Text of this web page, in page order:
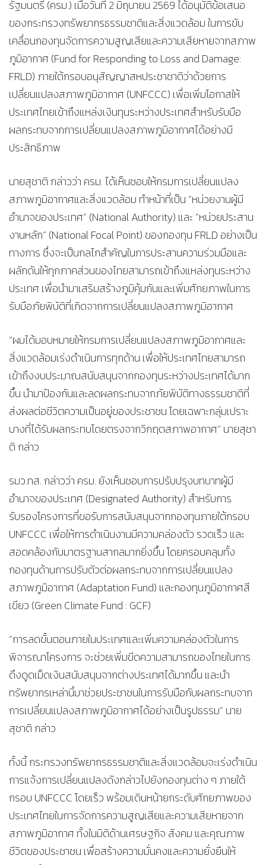
รัฐมนตรี (ครม.) เมื่อวันที่ 2 มิถุนายน 2569 ได้อนุมัติข้อเสนอ
ของกระทรวงทรัพยากรธรรมชาติและสิ่งแวดล้อม ในการขับ
เคลื่อนกองทุนจัดการความสูญเสียและความเสียหายจากสภาพ
ภูมิอากาศ (Fund for Responding to Loss and Damage:
FRLD) ภายใต้กรอบอนุสัญญาสหประชาชาติว่าด้วยการ
เปลี่ยนแปลงสภาพภูมิอากาศ (UNFCCC) เพื่อเพิ่มโอกาสให้
ประเทศไทยเข้าถึงแหล่งเงินทุนระหว่างประเทศสำหรับรับมือ
ผลกระทบจากการเปลี่ยนแปลงสภาพภูมิอากาศได้อย่างมี
ประสิทธิภาพ
นายสุชาติ กล่าวว่า ครม. ได้เห็นชอบให้กรมการเปลี่ยนแปลง
สภาพภูมิอากาศและสิ่งแวดล้อม ทำหน้าที่เป็น “หน่วยงานผู้มี
อำนาจของประเทศ” (National Authority) และ “หน่วยประสาน
งานหลัก” (National Focal Point) ของกองทุน FRLD อย่างเป็น
ทางการ ซึ่งจะเป็นกลไกสำคัญในการประสานความร่วมมือและ
ผลักดันให้ทุกภาคส่วนของไทยสามารถเข้าถึงแหล่งทุนระหว่าง
ประเทศ เพื่อนำมาเสริมสร้างภูมิคุ้มกันและเพิ่มศักยภาพในการ
รับมือภัยพิบัติที่เกิดจากการเปลี่ยนแปลงสภาพภูมิอากาศ
“ผมได้มอบหมายให้กรมการเปลี่ยนแปลงสภาพภูมิอากาศและ
สิ่งแวดล้อมเร่งดำเนินการทุกด้าน เพื่อให้ประเทศไทยสามารถ
เข้าถึงงบประมาณสนับสนุนจากกองทุนระหว่างประเทศได้มาก
ขึ้น นำมาป้องกันและลดผลกระทบจากภัยพิบัติทางธรรมชาติที่
ส่งผลต่อชีวิตความเป็นอยู่ของประชาชน โดยเฉพาะกลุ่มเปราะ
บางที่ได้รับผลกระทบโดยตรงจากวิกฤตสภาพอากาศ” นายสุชา
ติ กล่าว
รมว.ทส. กล่าวว่า ครม. ยังเห็นชอบการปรับปรุงบทบาทผู้มี
อำนาจของประเทศ (Designated Authority) สำหรับการ
รับรองโครงการที่ขอรับการสนับสนุนจากกองทุนภายใต้กรอบ
UNFCCC เพื่อให้การดำเนินงานมีความคล่องตัว รวดเร็ว และ
สอดคล้องกับมาตรฐานสากลมากยิ่งขึ้น โดยครอบคลุมทั้ง
กองทุนด้านการปรับตัวต่อผลกระทบจากการเปลี่ยนแปลง
สภาพภูมิอากาศ (Adaptation Fund) และกองทุนภูมิอากาศสี
เขียว (Green Climate Fund : GCF)
“การลดขั้นตอนภายในประเทศและเพิ่มความคล่องตัวในการ
พิจารณาโครงการ จะช่วยเพิ่มขีดความสามารถของไทยในการ
ดึงดูดเม็ดเงินสนับสนุนจากต่างประเทศได้มากขึ้น และนำ
ทรัพยากรเหล่านี้มาช่วยประชาชนในการรับมือกับผลกระทบจาก
การเปลี่ยนแปลงสภาพภูมิอากาศได้อย่างเป็นรูปธรรม” นาย
สุชาติ กล่าว
ทั้งนี้ กระทรวงทรัพยากรธรรมชาติและสิ่งแวดล้อมจะเร่งดำเนิน
การแจ้งการเปลี่ยนแปลงดังกล่าวไปยังกองทุนต่าง ๆ ภายใต้
กรอบ UNFCCC โดยเร็ว พร้อมเดินหน้ายกระดับศักยภาพของ
ประเทศไทยในการจัดการความสูญเสียและความเสียหายจาก
สภาพภูมิอากาศ ทั้งในมิติด้านเศรษฐกิจ สังคม และคุณภาพ
ชีวิตของประชาชน เพื่อสร้างความมั่นคงและความยั่งยืนให้